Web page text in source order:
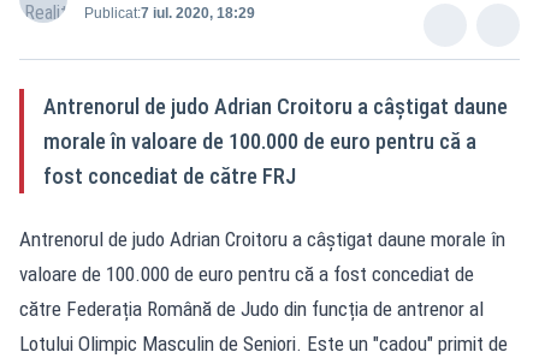
Publicat:7 iul. 2020, 18:29
Antrenorul de judo Adrian Croitoru a câștigat daune
morale în valoare de 100.000 de euro pentru că a
fost concediat de către FRJ
Antrenorul de judo Adrian Croitoru a câștigat daune morale în
valoare de 100.000 de euro pentru că a fost concediat de
către Federația Română de Judo din funcția de antrenor al
Lotului Olimpic Masculin de Seniori. Este un "cadou" primit de